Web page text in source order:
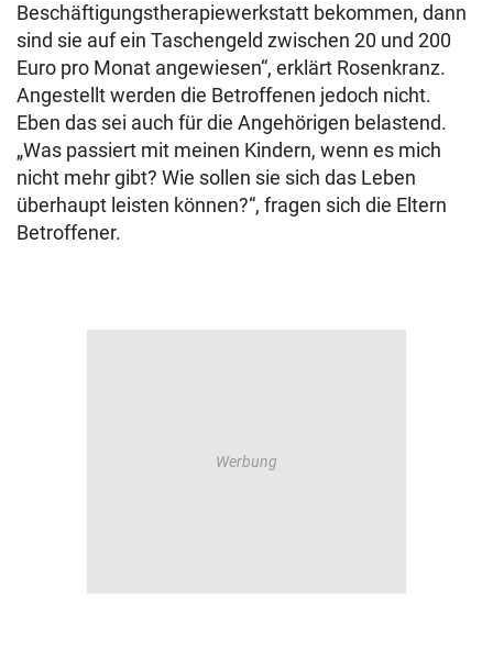
Beschäftigungstherapiewerkstatt bekommen, dann
sind sie auf ein Taschengeld zwischen 20 und 200
Euro pro Monat angewiesen“, erklärt Rosenkranz.
Angestellt werden die Betroffenen jedoch nicht.
Eben das sei auch für die Angehörigen belastend.
„Was passiert mit meinen Kindern, wenn es mich
nicht mehr gibt? Wie sollen sie sich das Leben
überhaupt leisten können?“, fragen sich die Eltern
Betroffener.